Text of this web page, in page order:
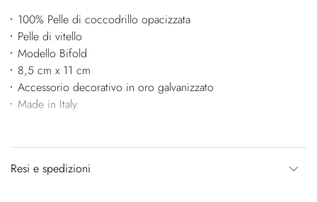
100% Pelle di coccodrillo opacizzata
Pelle di vitello
Modello Bifold
8,5 cm x 11 cm
Accessorio decorativo in oro galvanizzato
Made in Italy
Resi e spedizioni